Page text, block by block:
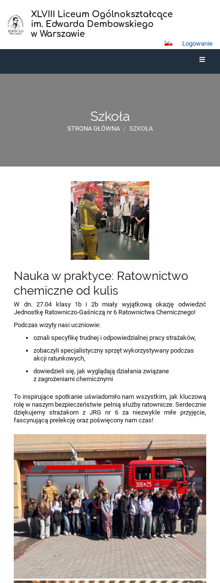
XLVIII Liceum Ogólnokształcące
im. Edwarda Dembowskiego
w Warszawie
Logowanie
Szkoła
STRONA GŁÓWNA / SZKOŁA
Nauka w praktyce: Ratownictwo
chemiczne od kulis
W dn. 27.04 klasy 1b i 2b miały wyjątkową okazję odwiedzić
Jednostkę Ratowniczo-Gaśniczą nr 6 Ratownictwa Chemicznego!
Podczas wizyty nasi uczniowie:
oznali specyfikę trudnej i odpowiedzialnej pracy strażaków,
zobaczyli specjalistyczny sprzęt wykorzystywany podczas
akcji ratunkowych,
dowiedzieli się, jak wyglądają działania związane
z zagrożeniami chemicznymi
To inspirujące spotkanie uświadomiło nam wszystkim, jak kluczową
rolę w naszym bezpieczeństwie pełnią służby ratownicze. Serdecznie
dziękujemy strażakom z JRG nr 6 za niezwykle miłe przyjęcie,
fascynującą prelekcję oraz poświęcony nam czas!